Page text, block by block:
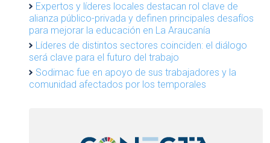
Expertos y líderes locales destacan rol clave de
alianza público-privada y definen principales desafíos
para mejorar la educación en La Araucanía
Líderes de distintos sectores coinciden: el diálogo
será clave para el futuro del trabajo
Sodimac fue en apoyo de sus trabajadores y la
comunidad afectados por los temporales